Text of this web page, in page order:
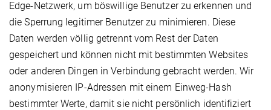
Edge-Netzwerk, um böswillige Benutzer zu erkennen und
die Sperrung legitimer Benutzer zu minimieren. Diese
Daten werden völlig getrennt vom Rest der Daten
gespeichert und können nicht mit bestimmten Websites
oder anderen Dingen in Verbindung gebracht werden. Wir
anonymisieren IP-Adressen mit einem Einweg-Hash
bestimmter Werte, damit sie nicht persönlich identifiziert